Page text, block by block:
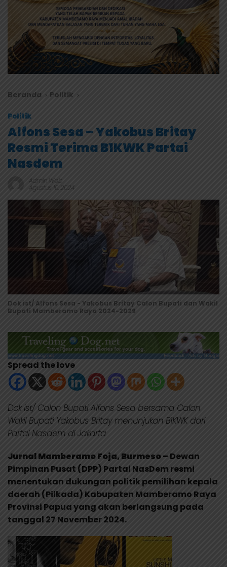
Beranda Politik
Politik
Alfons Sesa – Yakobus Britay
Resmi Terima B1KWK Partai
Nasdem
Admin Web
Agustus 10, 2024
Dok ist/ Alfons Sesa - Yakobus Britay Calon Bupati dan Wakil
Bupati Mamberamo Raya 2024-2029
Spread the love
Dok ist/ Calon Bupati Alfons Sesa bersama Calon
Wakil Bupati Yakobus Britay menunjukan B1KWK dari
Partai Nasdem di Jakarta
Jurnal Mamberamo Foja, Burmeso – Dewan
Pimpinan Pusat (DPP) Partai NasDem resmi
menentukan dukungan politik pemilihan kepala
daerah (Pilkada) Kabupaten Mamberamo Raya
Provinsi Papua yang akan berlangsung pada
tanggal 27 November 2024.